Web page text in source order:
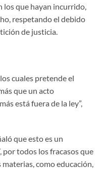
los que hayan incurrido,
respetando el debido
de justicia.
cuales pretende el
que un acto
está fuera de la ley”,
que esto es un
por todos los fracasos que
como educación,